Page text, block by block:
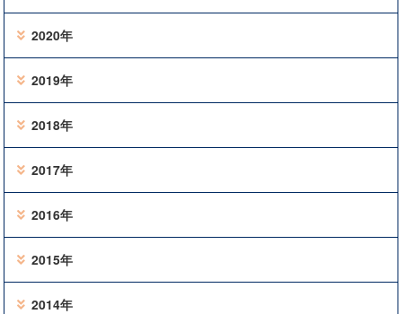
2020年
2019年
2018年
2017年
2016年
2015年
2014年